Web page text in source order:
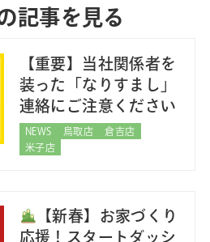
記事を見る
【重要】当社関係者を
装った「なりすまし」
連絡にご注意ください
NEWS 鳥取店
倉吉店
米子店
【新春】お家づくり
応援！スタートダッシ